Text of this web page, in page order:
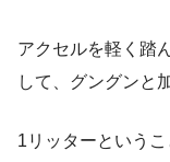
アクセルを軽く踏
して、グングンと
1リッターという